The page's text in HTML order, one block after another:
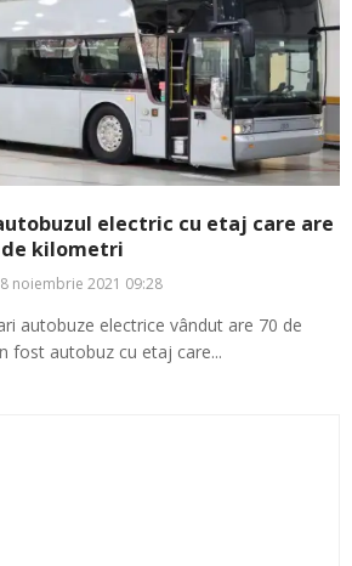
electric cu etaj care are
de kilometri
noiembrie 2021 09:28
autobuze electrice vândut are 70 de
fost autobuz cu etaj care...